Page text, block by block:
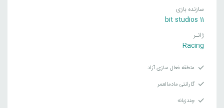
سازنده بازی
11 bit studios
ژانـر
Racing
منطقه فعال سازی آزاد
گارانتی مادمالعمر
چندزبانه